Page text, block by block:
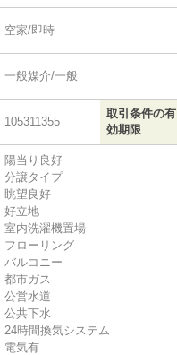
空家/即時
一般媒介/一般
105311355
取引条件の有
効期限
陽当り良好
分譲タイプ
眺望良好
好立地
室内洗濯機置場
フローリング
バルコニー
都市ガス
公営水道
公共下水
24時間換気システム
電気有